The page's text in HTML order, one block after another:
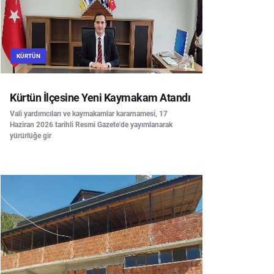
KÜRTÜN
Kürtün İlçesine Yeni Kaymakam Atandı
Vali yardımcıları ve kaymakamlar kararnamesi, 17
Haziran 2026 tarihli Resmi Gazete'de yayımlanarak
yürürlüğe gir